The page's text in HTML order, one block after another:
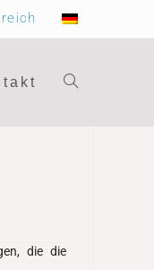
die die